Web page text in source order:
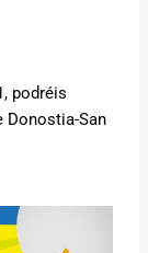
podréis
Donostia-San